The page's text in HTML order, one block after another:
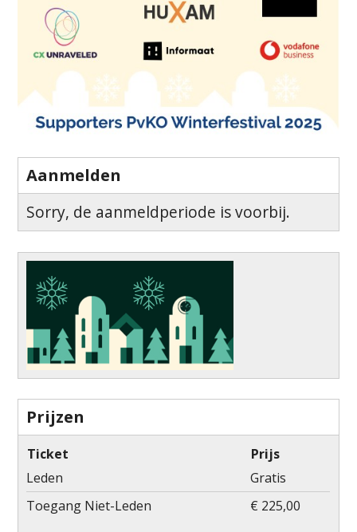
Aanmelden
Sorry, de aanmeldperiode is voorbij.
Prijzen
Ticket
Prijs
Leden
Gratis
Toegang Niet-Leden
€ 225,00